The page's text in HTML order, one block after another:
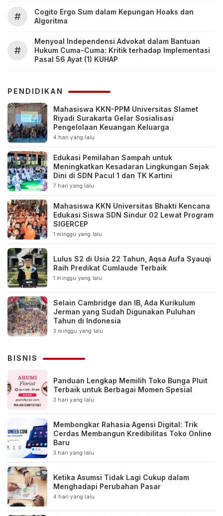
#
Cogito Ergo Sum dalam Kepungan Hoaks dan
Algoritma
#
Menyoal Independensi Advokat dalam Bantuan
Hukum Cuma-Cuma: Kritik terhadap Implementasi
Pasal 56 Ayat (1) KUHAP
PENDIDIKAN
Mahasiswa KKN-PPM Universitas Slamet
Riyadi Surakarta Gelar Sosialisasi
Pengelolaan Keuangan Keluarga
4 hari yang lalu
Edukasi Pemilahan Sampah untuk
Meningkatkan Kesadaran Lingkungan Sejak
Dini di SDN Pacul 1 dan TK Kartini
7 hari yang lalu
Mahasiswa KKN Universitas Bhakti Kencana
Edukasi Siswa SDN Sindur 02 Lewat Program
SIGERCEP
1 minggu yang lalu
Lulus S2 di Usia 22 Tahun, Aqsa Aufa Syauqi
Raih Predikat Cumlaude Terbaik
1 minggu yang lalu
Selain Cambridge dan IB, Ada Kurikulum
Jerman yang Sudah Digunakan Puluhan
Tahun di Indonesia
3 minggu yang lalu
BISNIS
Panduan Lengkap Memilih Toko Bunga Pluit
Terbaik untuk Berbagai Momen Spesial
3 hari yang lalu
Membongkar Rahasia Agensi Digital: Trik
Cerdas Membangun Kredibilitas Toko Online
Baru
3 hari yang lalu
Ketika Asumsi Tidak Lagi Cukup dalam
Menghadapi Perubahan Pasar
4 hari yang lalu